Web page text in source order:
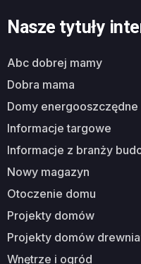
Nasze tytuły
abc dobrej mamy
dobra mama
domy energooszczędne
informacje targowe
informacje z branży
nowy magazyn
otoczenie domu
projekty domów
projekty domów
wnętrze i ogród